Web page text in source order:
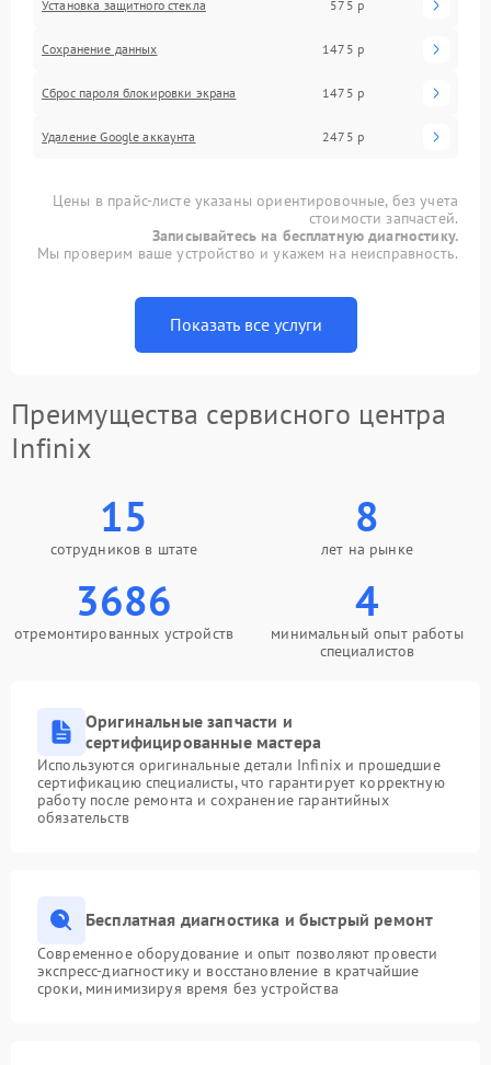
Установка защитного стекла 575 р
Сохранение данных 1475 р
Сброс пароля блокировки экрана 1475 р
Удаление Google аккаунта 2475 р
Цены в прайс-листе указаны ориентировочные, без учета
стоимости запчастей.
Записывайтесь на бесплатную диагностику.
Мы проверим ваше устройство и укажем на неисправность.
Показать все услуги
Преимущества сервисного центра
Infinix
15
сотрудников в штате
8
лет на рынке
3686
отремонтированных устройств
4
минимальный опыт работы
специалистов
Оригинальные запчасти и
сертифицированные мастера
Используются оригинальные детали Infinix и прошедшие
сертификацию специалисты, что гарантирует корректную
работу после ремонта и сохранение гарантийных
обязательств
Бесплатная диагностика и быстрый ремонт
Современное оборудование и опыт позволяют провести
экспресс-диагностику и восстановление в кратчайшие
сроки, минимизируя время без устройства